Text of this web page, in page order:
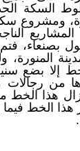
السكة
ومشروع
بصنعاء،
إلا بضع
من رجالات
هذا الخط
هذا الخط